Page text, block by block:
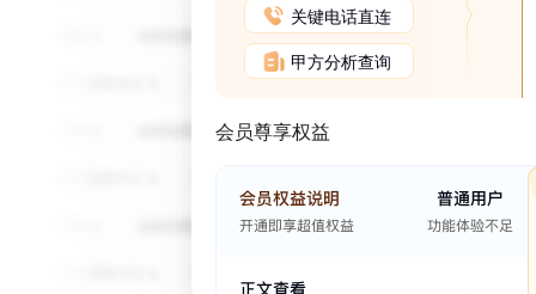
关键电话直连
甲方分析查询
会员尊享权益